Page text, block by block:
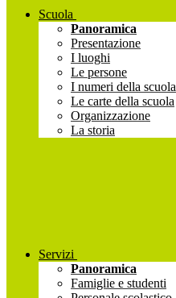
Scuola
Panoramica
Presentazione
I luoghi
Le persone
I numeri della scuola
Le carte della scuola
Organizzazione
La storia
Servizi
Panoramica
Famiglie e studenti